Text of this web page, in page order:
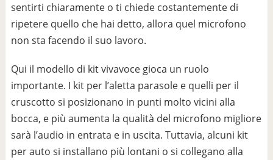
sentirti chiaramente o ti chiede costantemente di
ripetere quello che hai detto, allora quel microfono
non sta facendo il suo lavoro.
Qui il modello di kit vivavoce gioca un ruolo
importante. I kit per l’aletta parasole e quelli per il
cruscotto si posizionano in punti molto vicini alla
bocca, e più aumenta la qualità del microfono migliore
sarà l’audio in entrata e in uscita. Tuttavia, alcuni kit
per auto si installano più lontani o si collegano alla